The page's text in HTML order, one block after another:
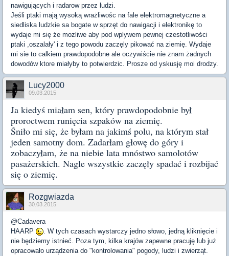
nawigujących i radarow przez ludzi.
Jeśli ptaki mają wysoką wrażliwośc na fale elektromagnetyczne a
siedliska ludzkie sa bogate w sprzęt do nawigacji i elektronikę to
wydaje mi się że mozliwe aby pod wplywem pewnej czestotliwości
ptaki ,oszalały' i z tego powodu zaczęly pikować na ziemię. Wydaje
mi sie to calkiem prawdopodobne ale oczywiście nie znam żadnych
dowodów ktore miałyby to potwierdzic. Prosze od yskusję moi drodzy.
Lucy2000
09.03.2015
Ja kiedyś miałam sen, który prawdopodobnie był
proroctwem runięcia szpaków na ziemię.
Śniło mi się, że byłam na jakimś polu, na którym stał
jeden samotny dom. Zadarłam głowę do góry i
zobaczyłam, że na niebie lata mnóstwo samolotów
pasażerskich. Nagle wszystkie zaczęły spadać i rozbijać
się o ziemię.
Rozgwiazda
30.03.2015
@Cadavera
HAARP
. W tych czasach wystarczy jedno słowo, jedną kliknięcie i
nie będziemy istnieć. Poza tym, kilka krajów zapewne pracuję lub już
opracowało urządzenia do "kontrolowania" pogody, ludzi i zwierząt.